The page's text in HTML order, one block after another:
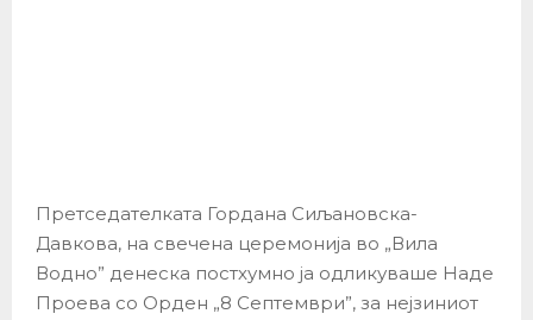
Претседателката Гордана Сиљановска-
Давкова, на свечена церемонија во „Вила
Водно” денеска постхумно ја одликуваше Наде
Проева со Орден „8 Септември”, за нејзиниот